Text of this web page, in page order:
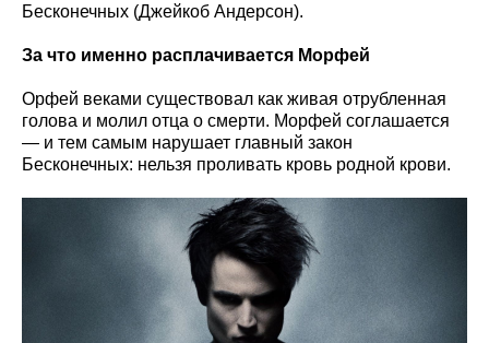
Бесконечных (Джейкоб Андерсон).
За что именно расплачивается Морфей
Орфей веками существовал как живая отрубленная
голова и молил отца о смерти. Морфей соглашается
— и тем самым нарушает главный закон
Бесконечных: нельзя проливать кровь родной крови.